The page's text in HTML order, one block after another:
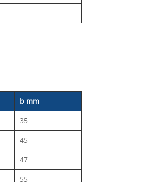
b mm
35
45
47
55